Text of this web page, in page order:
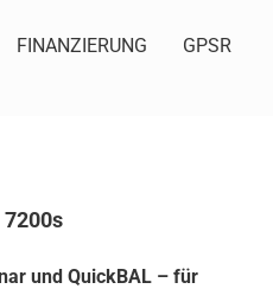
FINANZIERUNG GPSR
und QuickBAL – für